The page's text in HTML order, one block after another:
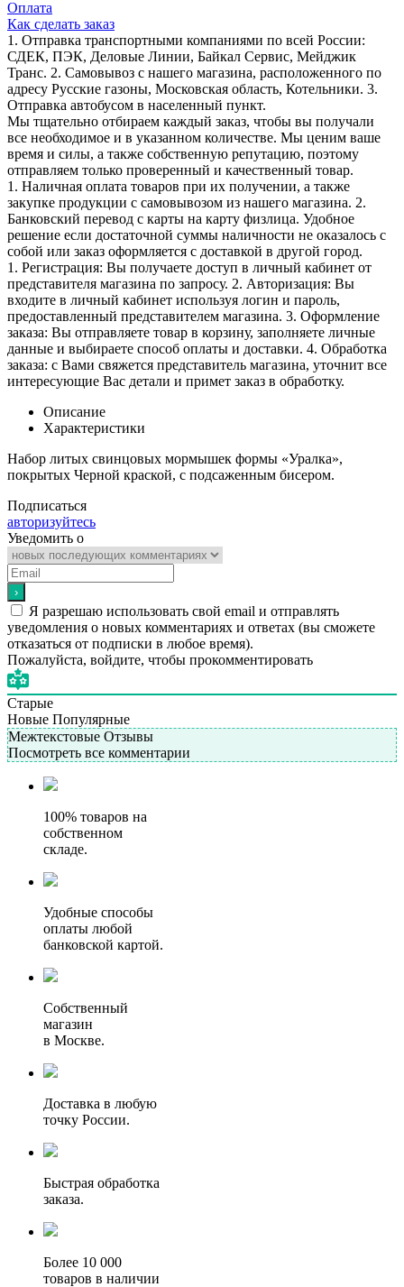
Оплата
Как сделать заказ
1. Отправка транспортными компаниями по всей России:
СДЕК, ПЭК, Деловые Линии, Байкал Сервис, Мейджик
Транс. 2. Самовывоз с нашего магазина, расположенного по
адресу Русские газоны, Московская область, Котельники. 3.
Отправка автобусом в населенный пункт.
Мы тщательно отбираем каждый заказ, чтобы вы получали
все необходимое и в указанном количестве. Мы ценим ваше
время и силы, а также собственную репутацию, поэтому
отправляем только проверенный и качественный товар.
1. Наличная оплата товаров при их получении, а также
закупке продукции с самовывозом из нашего магазина. 2.
Банковский перевод с карты на карту физлица. Удобное
решение если достаточной суммы наличности не оказалось с
собой или заказ оформляется с доставкой в другой город.
1. Регистрация: Вы получаете доступ в личный кабинет от
представителя магазина по запросу. 2. Авторизация: Вы
входите в личный кабинет используя логин и пароль,
предоставленный представителем магазина. 3. Оформление
заказа: Вы отправляете товар в корзину, заполняете личные
данные и выбираете способ оплаты и доставки. 4. Обработка
заказа: с Вами свяжется представитель магазина, уточнит все
интересующие Вас детали и примет заказ в обработку.
Описание
Характеристики
Набор литых свинцовых мормышек формы «Уралка»,
покрытых Черной краской, с подсаженным бисером.
Подписаться
авторизуйтесь
Уведомить о
Я разрешаю использовать свой email и отправлять
уведомления о новых комментариях и ответах (вы cможете
отказаться от подписки в любое время).
Пожалуйста, войдите, чтобы прокомментировать
Старые
Новые Популярные
Межтекстовые Отзывы
Посмотреть все комментарии
100% товаров на
собственном
складе.
Удобные способы
оплаты любой
банковской картой.
Собственный
магазин
в Москве.
Доставка в любую
точку России.
Быстрая обработка
заказа.
Более 10 000
товаров в наличии